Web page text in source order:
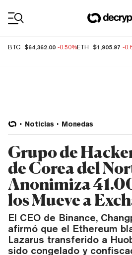
BTC $64,362.00 -0.50%ETH $1,905.97 -
Noticias Monedas
Grupo de
de Corea del
Anonimiza
los Mueve a
El CEO de Binance,
afirmó que el Ethereum
Lazarus transferido a
sido congelado y